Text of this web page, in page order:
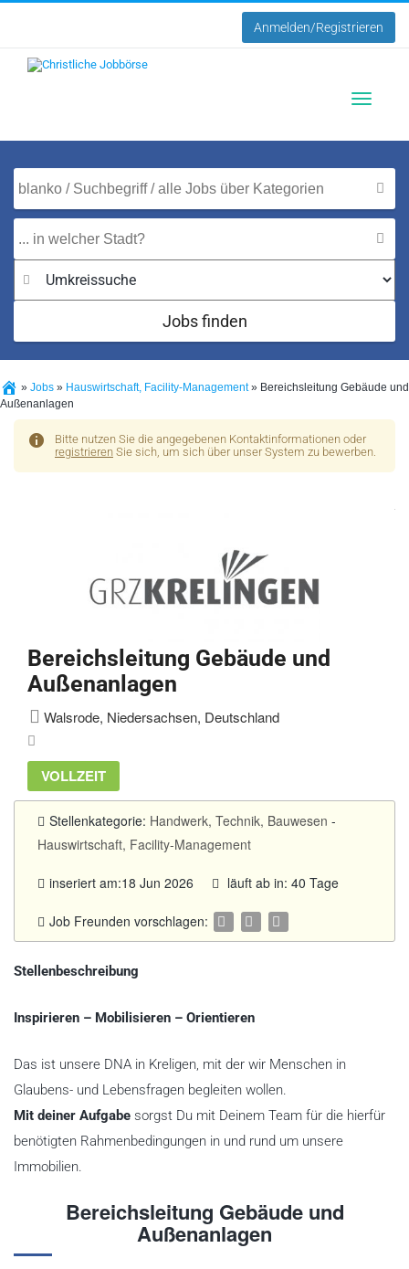
Anmelden/Registrieren
Jobs finden
» Jobs » Hauswirtschaft, Facility-Management » Bereichsleitung Gebäude und
Außenanlagen
Bitte nutzen Sie die angegebenen Kontaktinformationen oder
registrieren Sie sich, um sich über unser System zu bewerben.
Bereichsleitung Gebäude und
Außenanlagen
Walsrode, Niedersachsen, Deutschland
VOLLZEIT
Stellenkategorie: Handwerk, Technik, Bauwesen -
Hauswirtschaft, Facility-Management
inseriert am:18 Jun 2026 läuft ab in: 40 Tage
Job Freunden vorschlagen:
Stellenbeschreibung
Inspirieren – Mobilisieren – Orientieren
Das ist unsere DNA in Kreligen, mit der wir Menschen in
Glaubens- und Lebensfragen begleiten wollen.
Mit deiner Aufgabe sorgst Du mit Deinem Team für die hierfür
benötigten Rahmenbedingungen in und rund um unsere
Immobilien.
Bereichsleitung Gebäude und
Außenanlagen